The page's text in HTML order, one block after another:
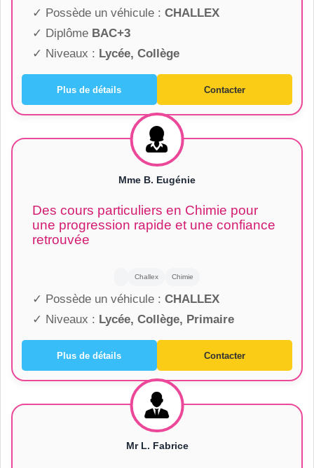
✓ Possède un véhicule : CHALLEX
✓ Diplôme BAC+3
✓ Niveaux : Lycée, Collège
Plus de détails Contacter
Mme B. Eugénie
Des cours particuliers en Chimie pour
une progression rapide et une confiance
retrouvée
Challex Chimie
✓ Possède un véhicule : CHALLEX
✓ Niveaux : Lycée, Collège, Primaire
Plus de détails Contacter
Mr L. Fabrice